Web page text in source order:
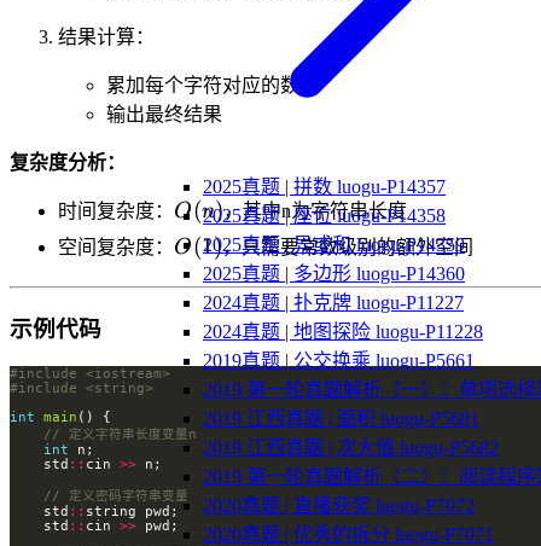
2025真题 | 拼数 luogu-P14357
2025真题 | 座位 luogu-P14358
2025真题 | 异或和 luogu-P14359
2025真题 | 多边形 luogu-P14360
2024真题 | 扑克牌 luogu-P11227
2024真题 | 地图探险 luogu-P11228
2019真题 | 公交换乘 luogu-P5661
2019 第一轮真题解析（一）：单项选择
2019 江西真题 | 面积 luogu-P5681
2019 江西真题 | 次大值 luogu-P5682
2019 第一轮真题解析（二）：阅读程序
2020真题 | 直播获奖 luogu-P7072
2020真题 | 优秀的拆分 luogu-P7071
结果计算：
累加每个字符对应的数值
输出最终结果
复杂度分析：
时间复杂度： O(n)
O(n)，其中n为字符串长度
空间复杂度： O(1)
O(1)，只需要常数级别的额外空间
示例代码
#include
<iostream>
#include
<string>
int
main
int
    std
:: cin >>
    std
::
    std
:: cin >>